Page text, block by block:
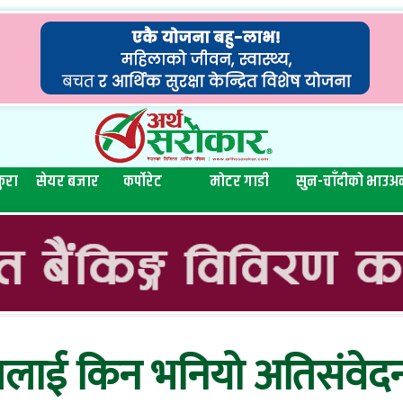
सेयर बजार कर्पोरेट मोटर गाडी सुन-चाँदीको भाउ
किन भनियो